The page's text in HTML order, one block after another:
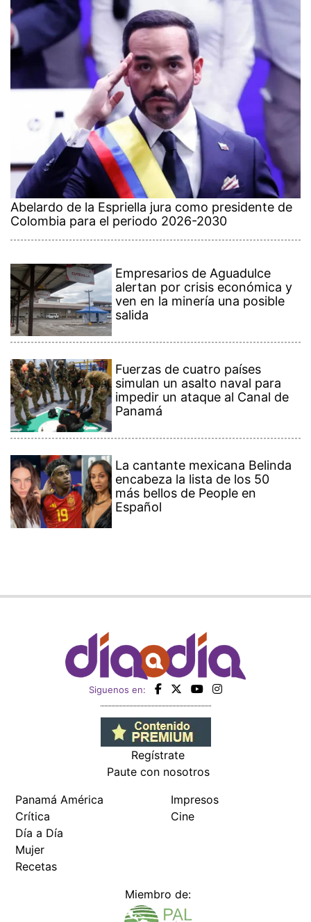
Abelardo de la Espriella jura como presidente de
Colombia para el periodo 2026-2030
Empresarios de Aguadulce
alertan por crisis económica y
ven en la minería una posible
salida
Fuerzas de cuatro países
simulan un asalto naval para
impedir un ataque al Canal de
Panamá
La cantante mexicana Belinda
encabeza la lista de los 50
más bellos de People en
Español
Siguenos en:
Regístrate
Paute con nosotros
Panamá América
Crítica
Día a Día
Mujer
Recetas
Impresos
Cine
Miembro de: